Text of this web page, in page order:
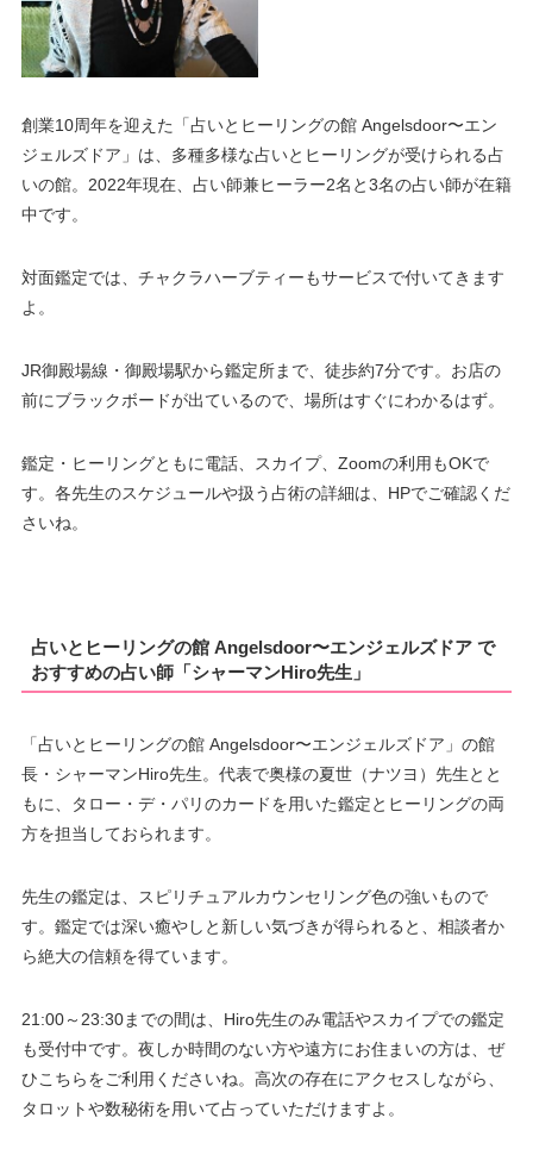
創業10周年を迎えた「占いとヒーリングの館 Angelsdoor〜エン
ジェルズドア」は、多種多様な占いとヒーリングが受けられる占
いの館。2022年現在、占い師兼ヒーラー2名と3名の占い師が在籍
中です。
対面鑑定では、チャクラハーブティーもサービスで付いてきます
よ。
JR御殿場線・御殿場駅から鑑定所まで、徒歩約7分です。お店の
前にブラックボードが出ているので、場所はすぐにわかるはず。
鑑定・ヒーリングともに電話、スカイプ、Zoomの利用もOKで
す。各先生のスケジュールや扱う占術の詳細は、HPでご確認くだ
さいね。
占いとヒーリングの館 Angelsdoor〜エンジェルズドア で
おすすめの占い師「シャーマンHiro先生」
「占いとヒーリングの館 Angelsdoor〜エンジェルズドア」の館
長・シャーマンHiro先生。代表で奥様の夏世（ナツヨ）先生とと
もに、タロー・デ・パリのカードを用いた鑑定とヒーリングの両
方を担当しておられます。
先生の鑑定は、スピリチュアルカウンセリング色の強いもので
す。鑑定では深い癒やしと新しい気づきが得られると、相談者か
ら絶大の信頼を得ています。
21:00～23:30までの間は、Hiro先生のみ電話やスカイプでの鑑定
も受付中です。夜しか時間のない方や遠方にお住まいの方は、ぜ
ひこちらをご利用くださいね。高次の存在にアクセスしながら、
タロットや数秘術を用いて占っていただけますよ。